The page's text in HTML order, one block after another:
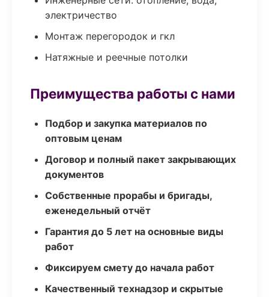
электричество
Монтаж перегородок и гкл
Натяжные и реечные потолки
Преимущества работы с нами
Подбор и закупка материалов по
оптовым ценам
Договор и полный пакет закрывающих
документов
Собственные прорабы и бригады,
еженедельный отчёт
Гарантия до 5 лет на основные виды
работ
Фиксируем смету до начала работ
Качественный технадзор и скрытые